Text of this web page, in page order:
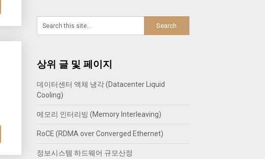
상위 글 및 페이지
데이터센터 액체 냉각 (Datacenter Liquid
Cooling)
메모리 인터리빙 (Memory Interleaving)
RoCE (RDMA over Converged Ethernet)
정보시스템 하드웨어 규모산정